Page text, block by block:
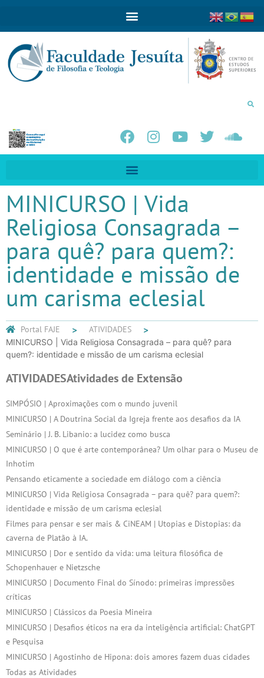
MINICURSO | Vida
Religiosa Consagrada –
para quê? para quem?:
identidade e missão de
um carisma eclesial
Portal FAJE ATIVIDADES
MINICURSO | Vida Religiosa Consagrada – para quê? para
quem?: identidade e missão de um carisma eclesial
ATIVIDADESAtividades de Extensão
SIMPÓSIO | Aproximações com o mundo juvenil
MINICURSO | A Doutrina Social da Igreja frente aos desafios da IA
Seminário | J. B. Libanio: a lucidez como busca
MINICURSO | O que é arte contemporânea? Um olhar para o Museu de
Inhotim
Pensando eticamente a sociedade em diálogo com a ciência
MINICURSO | Vida Religiosa Consagrada – para quê? para quem?:
identidade e missão de um carisma eclesial
Filmes para pensar e ser mais & CiNEAM | Utopias e Distopias: da
caverna de Platão à IA.
MINICURSO | Dor e sentido da vida: uma leitura filosófica de
Schopenhauer e Nietzsche
MINICURSO | Documento Final do Sínodo: primeiras impressões
críticas
MINICURSO | Clássicos da Poesia Mineira
MINICURSO | Desafios éticos na era da inteligência artificial: ChatGPT
e Pesquisa
MINICURSO | Agostinho de Hipona: dois amores fazem duas cidades
Todas as Atividades